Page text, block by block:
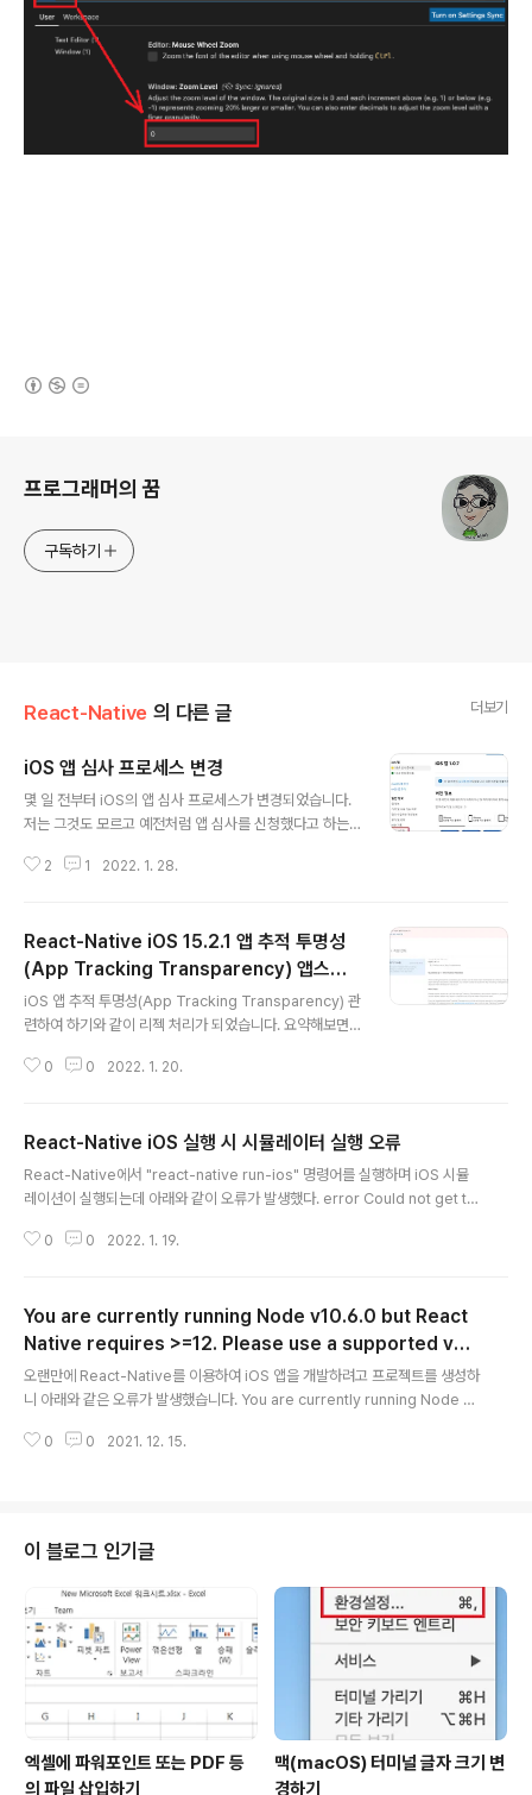
프로그래머의 꿈
구독하기
React-Native 의 다른 글 더보기
iOS 앱 심사 프로세스 변경
몇 일 전부터 iOS의 앱 심사 프로세스가 변경되었습니다.
저는 그것도 모르고 예전처럼 앱 심사를 신청했다고 하는
습니다. 1. App Store Connect에 일반정보 > 앱 심사
합니다. 3. 제출 확인 화면에서 앱 심사에 제출 버튼을 클릭
한다. 4. 아래와 같이 앱 심사를 제출한 확인 내용이 표시됩
2 1 2022. 1. 28.
React-Native iOS 15.2.1 앱 추적 투명성
(App Tracking Transparency) 앱스토
어 심사 리젝(반려)
iOS 앱 추적 투명성(App Tracking Transparency) 관
련하여 하기와 같이 리젝 처리가 되었습니다. 요약해보면 i
시가 안되기 때문에 리젝되었습니다. 앱 추적 투명성(App
글링을 해보았으나 정확한 해법을 찾기 쉽지는 않았습니
다. iOS 15.2.1 에서는 아래와 같이 requestTrackingP
ermission() 함수를 호출해주면 앱스토어 심사를 통과하
ync () => { requestTrackingPermission..
0 0 2022. 1. 20.
React-Native iOS 실행 시 시뮬레이터 실행 오류
React-Native에서 "react-native run-ios" 명령어를 실행하며 iOS 시뮬
레이션이 실행되는데 아래와 같이 오류가 발생했다. error Could not get th
roject directly from there to resolve the remaining issues. 해결 방
※ XCode가 문제가 있어 삭제 후 새로 XCode를 설치해서 발생한 것으로 생
각됩니다.
0 0 2022. 1. 19.
You are currently running Node v10.6.0 but React
Native requires >=12. Please use a supported ver
sion of Node.
오랜만에 React-Native를 이용하여 iOS 앱을 개발하려고 프로젝트를 생성하
니 아래와 같은 오류가 발생했습니다. You are currently running Node v1
rsion of Node. Node.js의 버전을 12이상으로 갱신하라고 표시되어서 아래
s.org Node.js ..
0 0 2021. 12. 15.
이 블로그 인기글
엑셀에 파워포인트 또는 PDF 등
의 파일 삽입하기
맥(macOS) 터미널 글자 크기 변
경하기